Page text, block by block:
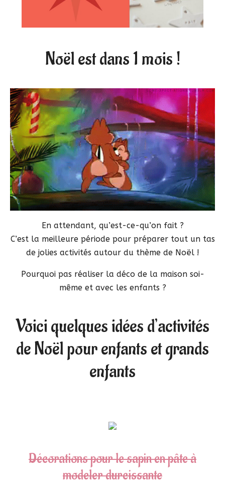
Noël est dans 1 mois !
En attendant, qu’est-ce-qu’on fait ?
C’est la meilleure période pour préparer tout un tas
de jolies activités autour du thème de Noël !
Pourquoi pas réaliser la déco de la maison soi-
même et avec les enfants ?
Voici quelques idées d’activités
de Noël pour enfants et grands
enfants
Décorations pour le sapin en pâte à
modeler durcissante